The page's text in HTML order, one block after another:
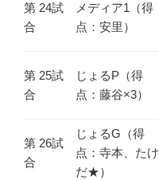
第 24試
合
メディア1（得
点：安里）
第 25試
合
じょるP（得
点：藤谷×3）
第 26試
合
じょるG（得
点：寺本、たけ
だ★）